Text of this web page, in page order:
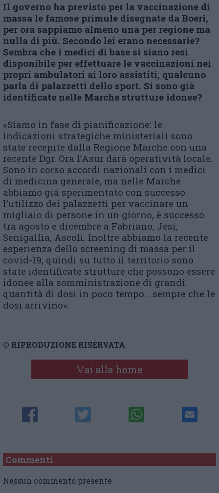
Il governo ha previsto per la vaccinazione di
massa le famose primule disegnate da Boeri,
per ora sappiamo almeno una per regione ma
nulla di più. Secondo lei erano necessarie?
Sembra che i medici di base si siano resi
disponibile per effettuare le vaccinazioni nei
propri ambulatori ai loro assistiti, qualcuno
parla di palazzetti dello sport. Si sono già
identificate nelle Marche strutture idonee?
«Siamo in fase di pianificazione: le
indicazioni strategiche ministeriali sono
state recepite dalla Regione Marche con una
recente Dgr. Ora l’Asur darà operatività locale.
Sono in corso accordi nazionali con i medici
di medicina generale, ma nelle Marche
abbiamo già sperimentato con successo
l’utilizzo dei palazzetti per vaccinare un
migliaio di persone in un giorno, è successo
tra agosto e dicembre a Fabriano, Jesi,
Senigallia, Ascoli. Inoltre abbiamo la recente
esperienza dello screening di massa per il
covid-19, quindi su tutto il territorio sono
state identificate strutture che possono essere
idonee alla somministrazione di grandi
quantità di dosi in poco tempo… sempre che le
dosi arrivino».
© RIPRODUZIONE RISERVATA
Vai alla home
Commenti
Nessun commento presente